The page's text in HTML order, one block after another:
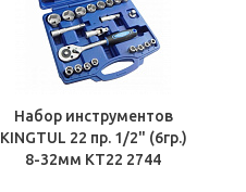
Набор инструментов
KINGTUL 22 пр. 1/2" (6гр.)
8-32мм КТ22 2744